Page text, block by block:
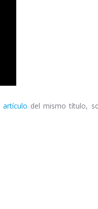
artículo del mismo título,